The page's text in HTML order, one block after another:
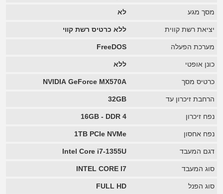
מסך מגע לא
יציאת רשת קווית ללא כרטיס רשת קווי
מערכת הפעלה FreeDOS
כונן אופטי ללא
כרטיס מסך NVIDIA GeForce MX570A
הרחבת זיכרון עד 32GB
נפח זיכרון 16GB - DDR 4
נפח אחסון 1TB PCIe NVMe
דגם המעבד Intel Core i7-1355U
סוג המעבד INTEL CORE I7
סוג הפנל FULL HD